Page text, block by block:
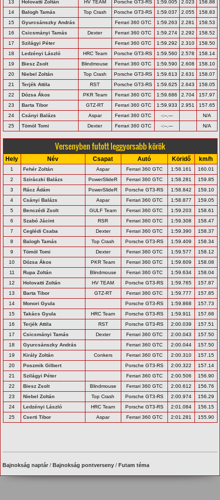
13
Holovatti Zoltán HV TEAM Porsche GT3-RS 1:59.005 2.023
158.88
14
Balogh Tamás Top Crash Porsche GT3-RS 1:59.037 2.055
158.83
15
Gyurcsánszky András Ferrari 360 GTC 1:59.263 2.281
158.53
16
Csicsmányi Tamás Dexter Ferrari 360 GTC 1:59.274 2.292
158.52
17
Szilágyi Péter Ferrari 360 GTC 1:59.292 2.310
158.50
18
Ledzényi László HRC Team Porsche GT3-RS 1:59.560 2.578
158.14
19
Biesz Zsolt Blindmouse Ferrari 360 GTC 1:59.590 2.608
158.10
20
Niebel Zoltán Top Crash Porsche GT3-RS 1:59.613 2.631
158.07
21
Terjék Attila RST Porsche GT3-RS 1:59.625 2.643
158.05
22
Dózsa Ákos PKR Team Ferrari 360 GTC 1:59.686 2.704
157.97
23
Barta Tibor GTZ-RT Ferrari 360 GTC 1:59.933 2.951
157.65
24
Csányi Balázs Aspar Ferrari 360 GTC -:--.---
N/A
25
Tömöl Tomi Dexter Ferrari 360 GTC -:--.--- N/A
Versenyben futott leggyorsabb körök
Hely Név Csapat Autó Köridő km/h
1 Fehér Zoltán Aspar Ferrari 360 GTC 1:58.161
160.01
2
Sziráczki Balázs PowerSlideR Ferrari 360 GTC 1:58.281
159.85
3
Rácz Ádám PowerSlideR Porsche GT3-RS 1:58.842
159.10
4
Csányi Balázs Aspar Ferrari 360 GTC 1:58.877
159.05
5
Benczédi Zsolt GULF Team Ferrari 360 GTC 1:59.203
158.61
6
Szabó Jácint RSR Ferrari 360 GTC 1:59.308
158.47
7
Ceglédi Csaba Dexter Ferrari 360 GTC 1:59.390
158.37
8
Balogh Tamás Top Crash Porsche GT3-RS 1:59.409
158.34
9
Tömöl Tomi Dexter Ferrari 360 GTC 1:59.577
158.12
10
Dózsa Ákos PKR Team Ferrari 360 GTC 1:59.609
158.08
11
Rupa Zoltán Blindmouse Ferrari 360 GTC 1:59.634
158.04
12
Holovatti Zoltán HV TEAM Porsche GT3-RS 1:59.765
157.87
13
Barta Tibor GTZ-RT Ferrari 360 GTC 1:59.777
157.85
14
Monori Gyula Porsche GT3-RS 1:59.868
157.73
15
Takács Gyula HRC Team Porsche GT3-RS 1:59.911
157.68
16
Terjék Attila RST Porsche GT3-RS 2:00.039
157.51
17
Csicsmányi Tamás Dexter Ferrari 360 GTC 2:00.043
157.50
18
Gyurcsánszky András Ferrari 360 GTC 2:00.044
157.50
19
Király Zoltán Conkers Ferrari 360 GTC 2:00.310
157.15
20
Poszmik Gilbert Porsche GT3-RS 2:00.322
157.14
21
Szilágyi Péter Ferrari 360 GTC 2:00.506
156.90
22
Biesz Zsolt Blindmouse Ferrari 360 GTC 2:00.612
156.76
23
Niebel Zoltán Top Crash Porsche GT3-RS 2:00.974
156.29
24
Ledzényi László HRC Team Porsche GT3-RS 2:01.084
156.15
25
Cserti Tibor Aspar Ferrari 360 GTC 2:01.281 155.90
Bajnokság naptár /Bajnokság pontverseny /Futam téma